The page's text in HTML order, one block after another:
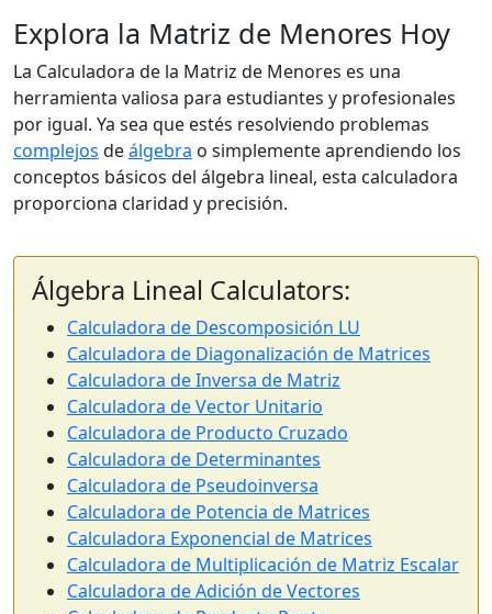
Explora la Matriz de Menores Hoy
La Calculadora de la Matriz de Menores es una
herramienta valiosa para estudiantes y profesionales
por igual. Ya sea que estés resolviendo problemas
complejos deálgebra o simplemente aprendiendo los
conceptos básicos del álgebra lineal, esta calculadora
proporciona claridad y precisión.
Álgebra Lineal Calculators:
Calculadora de Descomposición LU
Calculadora de Diagonalización de Matrices
Calculadora de Inversa de Matriz
Calculadora de Vector Unitario
Calculadora de Producto Cruzado
Calculadora de Determinantes
Calculadora de Pseudoinversa
Calculadora de Potencia de Matrices
Calculadora Exponencial de Matrices
Calculadora de Multiplicación de Matriz Escalar
Calculadora de Adición de Vectores